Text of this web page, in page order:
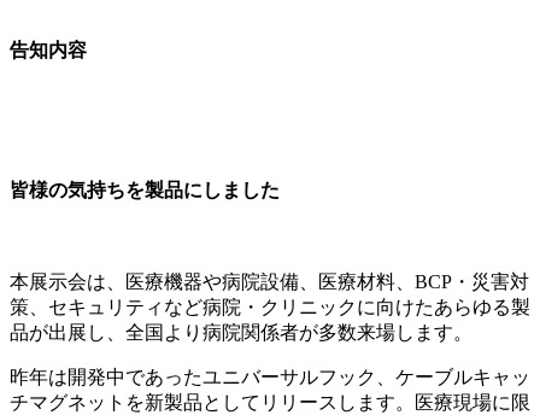
告知内容
皆様の気持ちを製品にしました
本展示会は、医療機器や病院設備、医療材料、BCP・災害対
策、セキュリティなど病院・クリニックに向けたあらゆる製
品が出展し、全国より病院関係者が多数来場します。
昨年は開発中であったユニバーサルフック、ケーブルキャッ
チマグネットを新製品としてリリースします。医療現場に限